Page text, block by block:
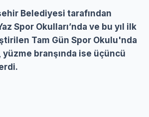
Belediyesi tarafından
Spor Okulları’nda ve bu yıl ilk
Tam Gün Spor Okulu'nda
branşında ise üçüncü